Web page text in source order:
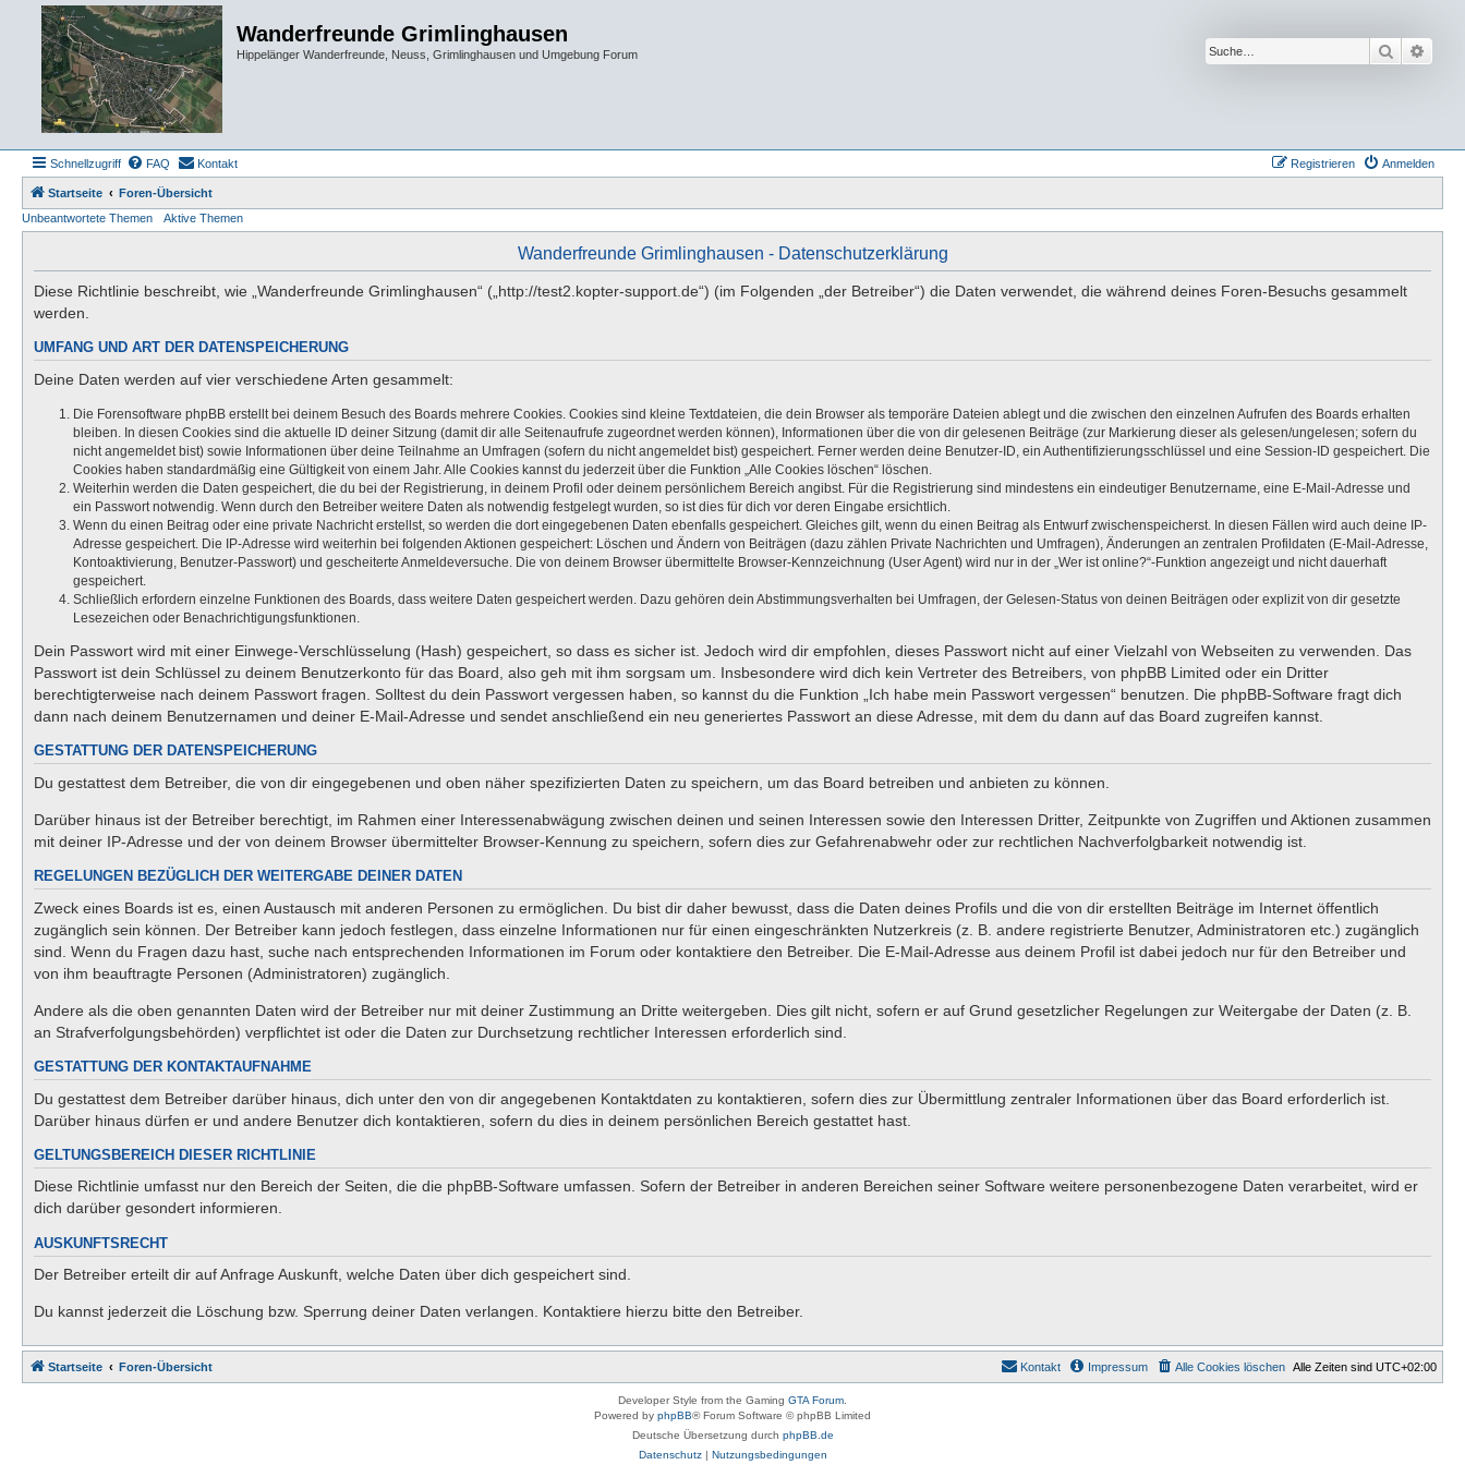
Wanderfreunde Grimlinghausen
Hippelänger Wanderfreunde, Neuss, Grimlinghausen und Umgebung Forum Suche
Schnellzugriff FAQ Kontakt Anmelden
Registrieren
Startseite
Foren-Übersicht
Unbeantwortete Themen
Aktive Themen
Wanderfreunde Grimlinghausen - Datenschutzerklärung
Diese Richtlinie beschreibt, wie „Wanderfreunde Grimlinghausen“ („http://test2.kopter-support.de“) (im Folgenden „der Betreiber“) die Daten verwendet, die während deines Foren-Besuchs gesammelt
werden.
UMFANG UND ART DER DATENSPEICHERUNG
Deine Daten werden auf vier verschiedene Arten gesammelt:
Die Forensoftware phpBB erstellt bei deinem Besuch des Boards mehrere Cookies. Cookies sind kleine Textdateien, die dein Browser als temporäre Dateien ablegt und die zwischen den einzelnen Aufrufen des Boards erhalten
bleiben. In diesen Cookies sind die aktuelle ID deiner Sitzung (damit dir alle Seitenaufrufe zugeordnet werden können), Informationen über die von dir gelesenen Beiträge (zur Markierung dieser als gelesen/ungelesen; sofern du
nicht angemeldet bist) sowie Informationen über deine Teilnahme an Umfragen (sofern du nicht angemeldet bist) gespeichert. Ferner werden deine Benutzer-ID, ein Authentifizierungsschlüssel und eine Session-ID gespeichert. Die
Cookies haben standardmäßig eine Gültigkeit von einem Jahr. Alle Cookies kannst du jederzeit über die Funktion „Alle Cookies löschen“ löschen.
Weiterhin werden die Daten gespeichert, die du bei der Registrierung, in deinem Profil oder deinem persönlichem Bereich angibst. Für die Registrierung sind mindestens ein eindeutiger Benutzername, eine E-Mail-Adresse und
ein Passwort notwendig. Wenn durch den Betreiber weitere Daten als notwendig festgelegt wurden, so ist dies für dich vor deren Eingabe ersichtlich.
Wenn du einen Beitrag oder eine private Nachricht erstellst, so werden die dort eingegebenen Daten ebenfalls gespeichert. Gleiches gilt, wenn du einen Beitrag als Entwurf zwischenspeicherst. In diesen Fällen wird auch deine IP-
Adresse gespeichert. Die IP-Adresse wird weiterhin bei folgenden Aktionen gespeichert: Löschen und Ändern von Beiträgen (dazu zählen Private Nachrichten und Umfragen), Änderungen an zentralen Profildaten (E-Mail-Adresse,
Kontoaktivierung, Benutzer-Passwort) und gescheiterte Anmeldeversuche. Die von deinem Browser übermittelte Browser-Kennzeichnung (User Agent) wird nur in der „Wer ist online?“-Funktion angezeigt und nicht dauerhaft
gespeichert.
Schließlich erfordern einzelne Funktionen des Boards, dass weitere Daten gespeichert werden. Dazu gehören dein Abstimmungsverhalten bei Umfragen, der Gelesen-Status von deinen Beiträgen oder explizit von dir gesetzte
Lesezeichen oder Benachrichtigungsfunktionen.
Dein Passwort wird mit einer Einwege-Verschlüsselung (Hash) gespeichert, so dass es sicher ist. Jedoch wird dir empfohlen, dieses Passwort nicht auf einer Vielzahl von Webseiten zu verwenden. Das
Passwort ist dein Schlüssel zu deinem Benutzerkonto für das Board, also geh mit ihm sorgsam um. Insbesondere wird dich kein Vertreter des Betreibers, von phpBB Limited oder ein Dritter
berechtigterweise nach deinem Passwort fragen. Solltest du dein Passwort vergessen haben, so kannst du die Funktion „Ich habe mein Passwort vergessen“ benutzen. Die phpBB-Software fragt dich
dann nach deinem Benutzernamen und deiner E-Mail-Adresse und sendet anschließend ein neu generiertes Passwort an diese Adresse, mit dem du dann auf das Board zugreifen kannst.
GESTATTUNG DER DATENSPEICHERUNG
Du gestattest dem Betreiber, die von dir eingegebenen und oben näher spezifizierten Daten zu speichern, um das Board betreiben und anbieten zu können.
Darüber hinaus ist der Betreiber berechtigt, im Rahmen einer Interessenabwägung zwischen deinen und seinen Interessen sowie den Interessen Dritter, Zeitpunkte von Zugriffen und Aktionen zusammen
mit deiner IP-Adresse und der von deinem Browser übermittelter Browser-Kennung zu speichern, sofern dies zur Gefahrenabwehr oder zur rechtlichen Nachverfolgbarkeit notwendig ist.
REGELUNGEN BEZÜGLICH DER WEITERGABE DEINER DATEN
Zweck eines Boards ist es, einen Austausch mit anderen Personen zu ermöglichen. Du bist dir daher bewusst, dass die Daten deines Profils und die von dir erstellten Beiträge im Internet öffentlich
zugänglich sein können. Der Betreiber kann jedoch festlegen, dass einzelne Informationen nur für einen eingeschränkten Nutzerkreis (z. B. andere registrierte Benutzer, Administratoren etc.) zugänglich
sind. Wenn du Fragen dazu hast, suche nach entsprechenden Informationen im Forum oder kontaktiere den Betreiber. Die E-Mail-Adresse aus deinem Profil ist dabei jedoch nur für den Betreiber und
von ihm beauftragte Personen (Administratoren) zugänglich.
Andere als die oben genannten Daten wird der Betreiber nur mit deiner Zustimmung an Dritte weitergeben. Dies gilt nicht, sofern er auf Grund gesetzlicher Regelungen zur Weitergabe der Daten (z. B.
an Strafverfolgungsbehörden) verpflichtet ist oder die Daten zur Durchsetzung rechtlicher Interessen erforderlich sind.
GESTATTUNG DER KONTAKTAUFNAHME
Du gestattest dem Betreiber darüber hinaus, dich unter den von dir angegebenen Kontaktdaten zu kontaktieren, sofern dies zur Übermittlung zentraler Informationen über das Board erforderlich ist.
Darüber hinaus dürfen er und andere Benutzer dich kontaktieren, sofern du dies in deinem persönlichen Bereich gestattet hast.
GELTUNGSBEREICH DIESER RICHTLINIE
Diese Richtlinie umfasst nur den Bereich der Seiten, die die phpBB-Software umfassen. Sofern der Betreiber in anderen Bereichen seiner Software weitere personenbezogene Daten verarbeitet, wird er
dich darüber gesondert informieren.
AUSKUNFTSRECHT
Der Betreiber erteilt dir auf Anfrage Auskunft, welche Daten über dich gespeichert sind.
Du kannst jederzeit die Löschung bzw. Sperrung deiner Daten verlangen. Kontaktiere hierzu bitte den Betreiber.
Startseite Foren-Übersicht Alle Zeiten sind UTC+02:00
Alle Cookies löschen
Impressum
Kontakt
Developer Style from the Gaming GTA Forum
Powered by phpBB® Forum Software © phpBB Limited
Deutsche Übersetzung durch phpBB.de
Datenschutz| Nutzungsbedingungen